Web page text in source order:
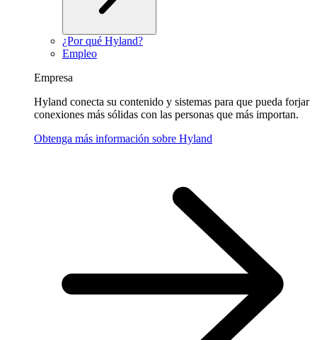
¿Por qué Hyland?
Empleo
Empresa
Hyland conecta su contenido y sistemas para que pueda forjar
conexiones más sólidas con las personas que más importan.
Obtenga más información sobre Hyland